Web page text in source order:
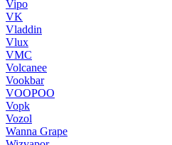
Vipo
VK
Vladdin
Vlux
VMC
Volcanee
Vookbar
VOOPOO
Vopk
Vozol
Wanna Grape